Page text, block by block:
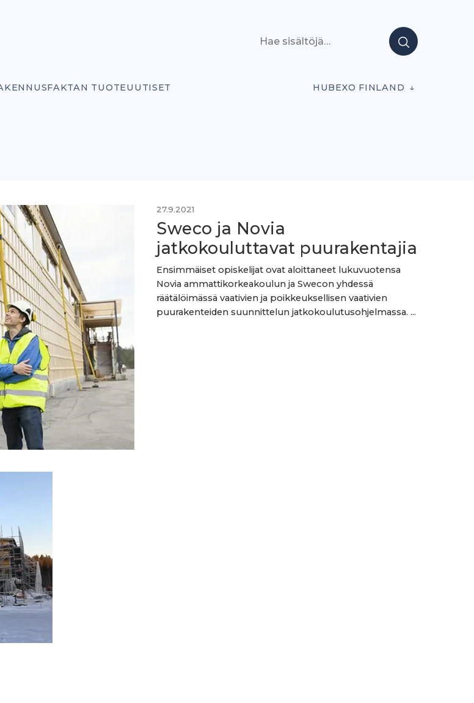
TUOTEUUTISET HUBEXO FINLAND
27.9.2021
Sweco ja Novia
jatkokouluttavat puurakentajia
Ensimmäiset opiskelijat ovat aloittaneet lukuvuotensa
Novia ammattikorkeakoulun ja Swecon yhdessä
räätälöimässä vaativien ja poikkeuksellisen vaativien
puurakenteiden suunnittelun jatkokoulutusohjelmassa. ...